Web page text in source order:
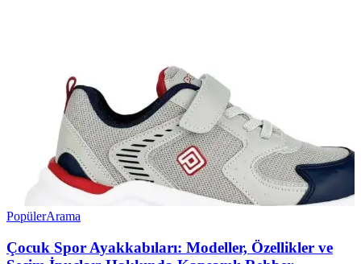
PopülerArama
Çocuk Spor Ayakkabıları: Modeller, Özellikler ve